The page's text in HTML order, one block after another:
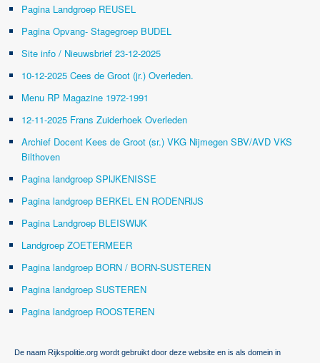
Pagina Landgroep REUSEL
Pagina Opvang- Stagegroep BUDEL
Site info / Nieuwsbrief 23-12-2025
10-12-2025 Cees de Groot (jr.) Overleden.
Menu RP Magazine 1972-1991
12-11-2025 Frans Zuiderhoek Overleden
Archief Docent Kees de Groot (sr.) VKG Nijmegen SBV/AVD VKS
Bilthoven
Pagina landgroep SPIJKENISSE
Pagina landgroep BERKEL EN RODENRIJS
Pagina Landgroep BLEISWIJK
Landgroep ZOETERMEER
Pagina landgroep BORN / BORN-SUSTEREN
Pagina landgroep SUSTEREN
Pagina landgroep ROOSTEREN
De naam Rijkspolitie.org wordt gebruikt door deze website en is als domein in